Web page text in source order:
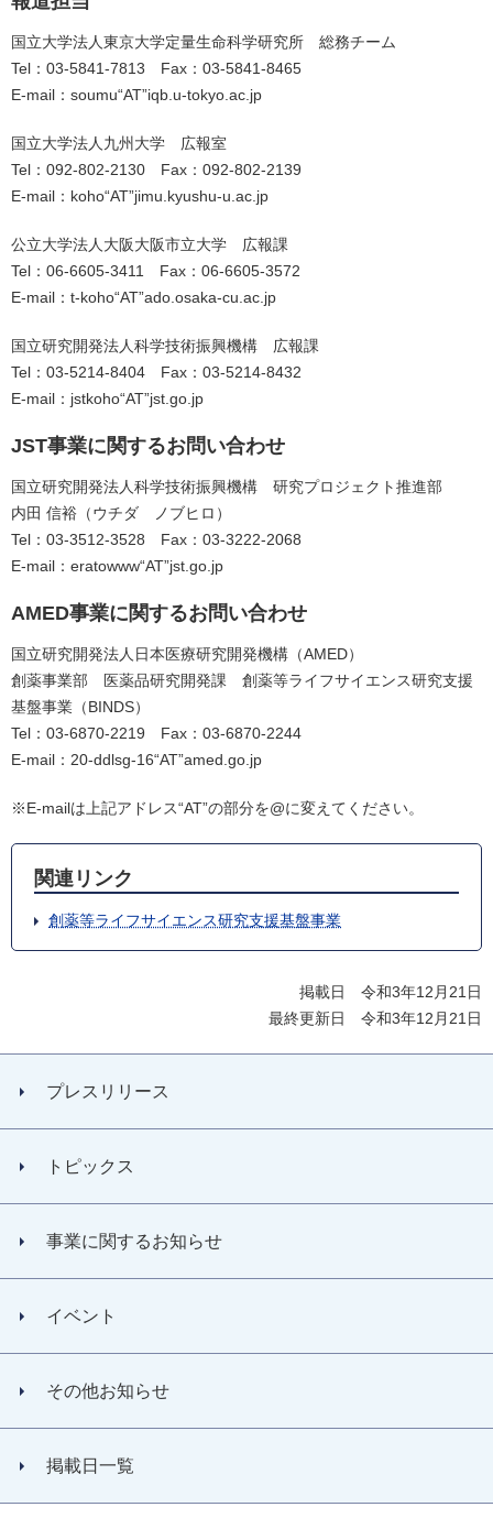
国立大学法人東京大学定量生命科学研究所 総務チーム
Tel：03-5841-7813 Fax：03-5841-8465
E-mail：soumu“AT”iqb.u-tokyo.ac.jp
国立大学法人九州大学 広報室
Tel：092-802-2130 Fax：092-802-2139
E-mail：koho“AT”jimu.kyushu-u.ac.jp
公立大学法人大阪大阪市立大学 広報課
Tel：06-6605-3411 Fax：06-6605-3572
E-mail：t-koho“AT”ado.osaka-cu.ac.jp
国立研究開発法人科学技術振興機構 広報課
Tel：03-5214-8404 Fax：03-5214-8432
E-mail：jstkoho“AT”jst.go.jp
JST事業に関するお問い合わせ
国立研究開発法人科学技術振興機構 研究プロジェクト推進部
内田 信裕（ウチダ ノブヒロ）
Tel：03-3512-3528 Fax：03-3222-2068
E-mail：eratowww“AT”jst.go.jp
AMED事業に関するお問い合わせ
国立研究開発法人日本医療研究開発機構（AMED）
創薬事業部 医薬品研究開発課 創薬等ライフサイエンス研究支援
基盤事業（BINDS）
Tel：03-6870-2219 Fax：03-6870-2244
E-mail：20-ddlsg-16“AT”amed.go.jp
※E-mailは上記アドレス“AT”の部分を@に変えてください。
関連リンク
創薬等ライフサイエンス研究支援基盤事業
掲載日 令和3年12月21日
最終更新日 令和3年12月21日
プレスリリース
トピックス
事業に関するお知らせ
イベント
その他お知らせ
掲載日一覧